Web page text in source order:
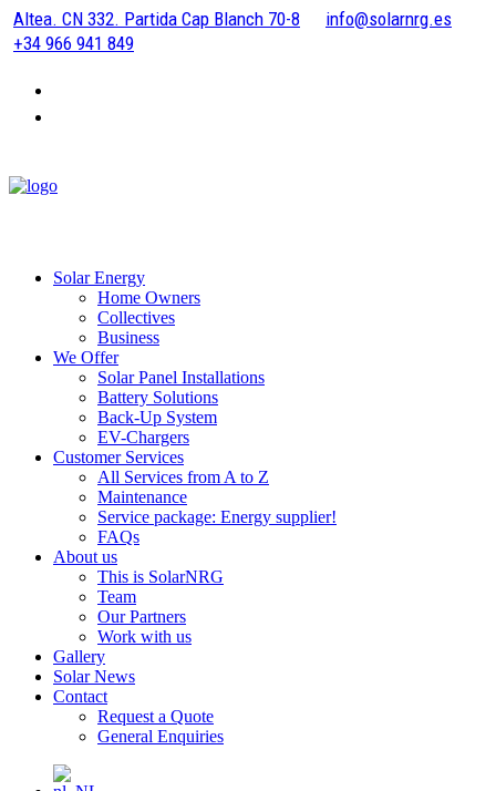
Altea. CN 332. Partida Cap Blanch 70-8
info@solarnrg.es
+34 966 941 849
Solar Energy
Home Owners
Collectives
Business
We Offer
Solar Panel Installations
Battery Solutions
Back-Up System
EV-Chargers
Customer Services
All Services from A to Z
Maintenance
Service package: Energy supplier!
FAQs
About us
This is SolarNRG
Team
Our Partners
Work with us
Gallery
Solar News
Contact
Request a Quote
General Enquiries